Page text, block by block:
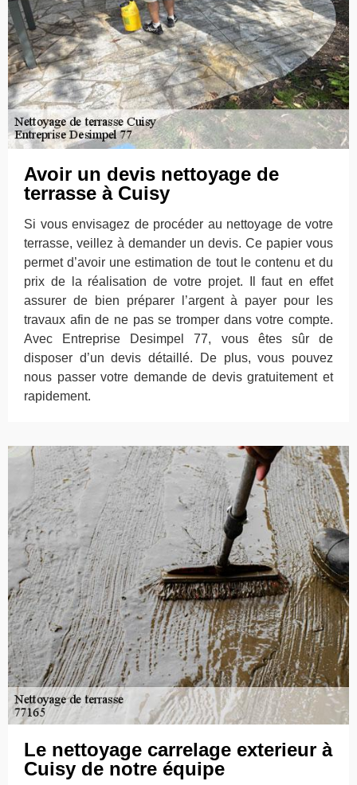
Avoir un devis nettoyage de
terrasse à Cuisy
Si vous envisagez de procéder au nettoyage de votre
terrasse, veillez à demander un devis. Ce papier vous
permet d’avoir une estimation de tout le contenu et du
prix de la réalisation de votre projet. Il faut en effet
assurer de bien préparer l’argent à payer pour les
travaux afin de ne pas se tromper dans votre compte.
Avec Entreprise Desimpel 77, vous êtes sûr de
disposer d’un devis détaillé. De plus, vous pouvez
nous passer votre demande de devis gratuitement et
rapidement.
Le nettoyage carrelage exterieur à
Cuisy de notre équipe